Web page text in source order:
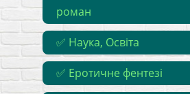
роман
✅ Наука, Освіта
✅ Еротичне фентезі